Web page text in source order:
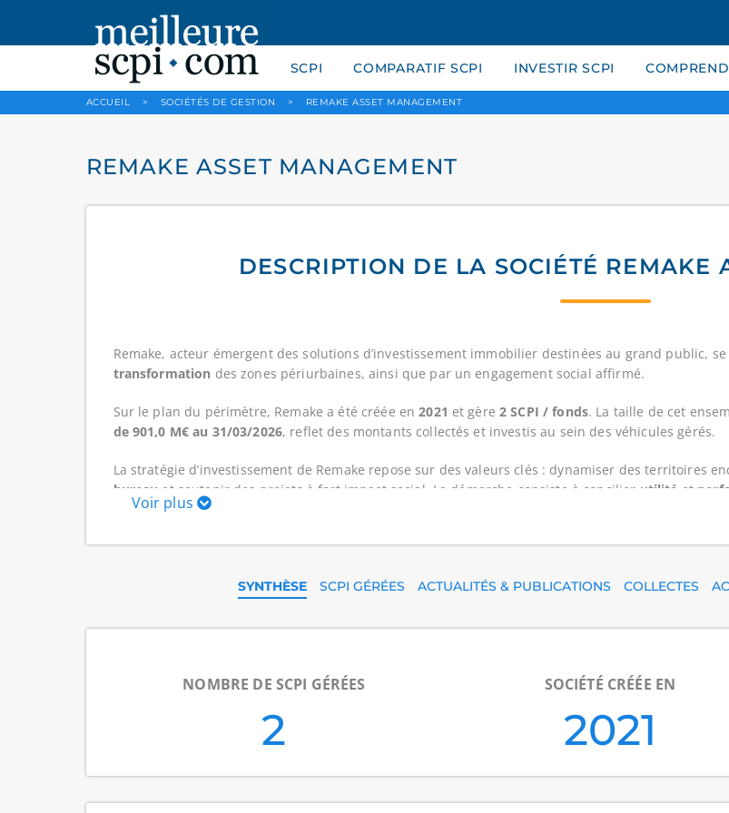
SCPI COMPARATIF SCPI INVESTIR SCPI
ACCUEIL > SOCIÉTÉS DE GESTION > REMAKE ASSET MANAGEMENT
REMAKE ASSET MANAGEMENT
DESCRIPTION DE LA SOCIÉTÉ REMAKE
Remake, acteur émergent des solutions d’investissement immobilier destinées au grand public,
transformation des zones périurbaines, ainsi que par un engagement social affirmé.
Sur le plan du périmètre, Remake a été créée en2021 et gère2 SCPI / fonds. La taille de cet
de 901,0 M€ au 31/03/2026, reflet des montants collectés et investis au sein des véhicules gérés.
La stratégie d’investissement de Remake repose sur des valeurs clés : dynamiser des territoires
bureau et soutenir des projets à fort impact social. La démarche consiste à concilier utilité et
terme, mieux aligné sur le rythme de transformation des villes et de la société.
Du point de vue du patrimoine, le portefeuille comprend61 immeubles (en base)et72
aident à apprécier la diversification opérationnelle (actifs, locataires) et la base d’investisseurs,
En associant rentabilité financière et impact social, Remake ambitionne de devenir une référence
Exclusions sectorielles et normatives
: mise à l’écart de certaines activités ou pratiques
Suivi et amélioration de la performance des actifs immobiliers: pilotage de la qualité des
aux nouveaux besoins) et recherche d’amélioration continue.
Voir plus
SYNTHÈSE SCPI GÉRÉES ACTUALITÉS & PUBLICATIONS COLLECTES
NOMBRE DE SCPI GÉRÉES
2
SOCIÉTÉ CRÉÉE EN
2021